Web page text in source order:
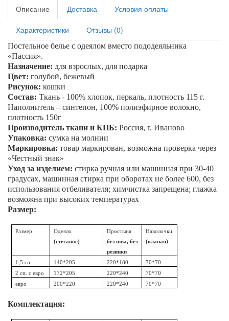
Описание Доставка Условия оплаты
Характеристики Отзывы (0)
Постельное белье с одеялом вместо пододеяльника
«Пассия».
Назначение: для взрослых, для подарка
Цвет: голубой, бежевый
Рисунок: кошки
Состав: Ткань - 100% хлопок, перкаль, плотность 115 г.
Наполнитель – синтепон, 100% полиэфирное волокно,
плотность 150г
Производитель ткани и КПБ: Россия, г. Иваново
Упаковка: сумка на молнии
Маркировка: товар маркирован, возможна проверка через
«Честный знак»
Уход за изделием: стирка ручная или машинная при 30-40
градусах, машинная стирка при оборотах не более 600, без
использования отбеливателя; химчистка запрещена; глажка
возможна при высоких температурах
Размер:
Размер
Одеяло
(стеганое)
Простыня
без шва, без
резинки
Наволочки
(клапан)
1,5 сп. 140*205 220*180
70*70
2 сп. с евро
172*205 220*240
70*70
евро
200*220 220*240 70*70
Комплектация: